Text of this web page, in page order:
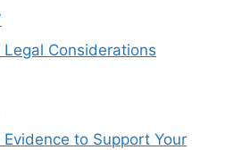
Considerations
to Support Your